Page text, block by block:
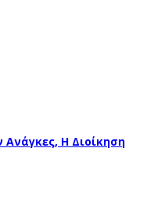
Η Διοίκηση